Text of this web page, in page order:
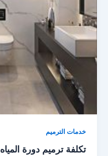
خدمات الترميم
تكلفة ترميم دورة المياه